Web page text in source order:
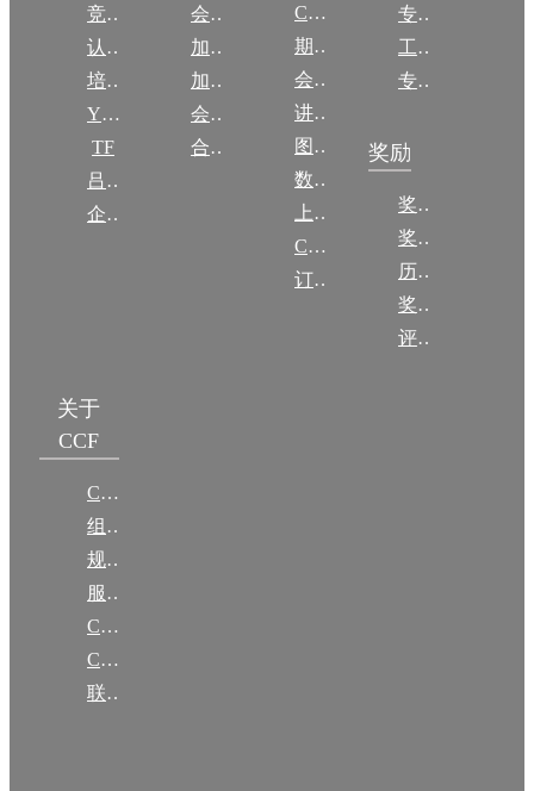
竞赛
认证
培训
YOCSEF
TF
吕梁振兴
企智会
会员权益
加入CCF
加入CCF
会员交费
合作伙伴
CCCF
期刊
会议
讲稿
图集
数图编审委员会
上传/发布作品
CCF DL Focus
订阅《计算》
专委条例
工作问答
专委名单
奖励
奖励动态
奖励目录
历年获奖名单
奖项推荐
评奖条例
关于
CCF
CCF简介
组织机构
规章
服务项目
CCF大事记
CCF创建60周年
联系我们